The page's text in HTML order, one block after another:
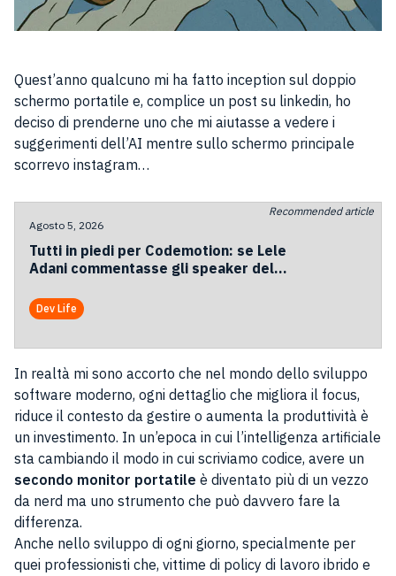
Quest’anno qualcuno mi ha fatto inception sul doppio
schermo portatile e, complice un post su linkedin, ho
deciso di prenderne uno che mi aiutasse a vedere i
suggerimenti dell’AI mentre sullo schermo principale
scorrevo instagram…
Recommended article
Agosto 5, 2026
Tutti in piedi per Codemotion: se Lele
Adani commentasse gli speaker del
Dev Life
In realtà mi sono accorto che nel mondo dello sviluppo
software moderno, ogni dettaglio che migliora il focus,
riduce il contesto da gestire o aumenta la produttività è
un investimento. In un’epoca in cui l’intelligenza artificiale
sta cambiando il modo in cui scriviamo codice, avere un
secondo monitor portatile è diventato più di un vezzo
da nerd ma uno strumento che può davvero fare la
differenza.
Anche nello sviluppo di ogni giorno, specialmente per
quei professionisti che, vittime di policy di lavoro ibrido e